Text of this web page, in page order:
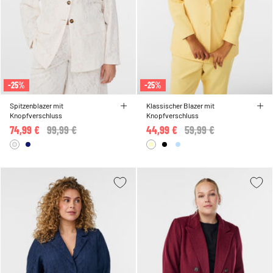
-25%
Spitzenblazer mit
Knopfverschluss
Price reduced from
99,99 €
74,99 €
-25%
Klassischer Blazer mit
Knopfverschluss
Price reduced from
59,99 €
44,99 €